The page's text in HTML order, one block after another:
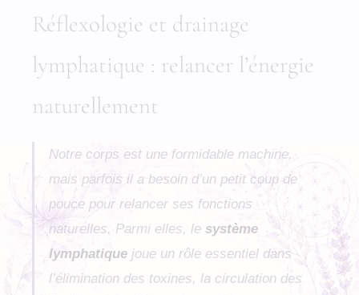
Réflexologie et drainage
lymphatique : relancer l’énergie
naturellement
Notre corps est une formidable machine,
mais parfois il a besoin d’un petit coup de
pouce pour relancer ses fonctions
naturelles. Parmi elles, le système
lymphatique joue un rôle essentiel dans
l’élimination des toxines, la circulation des